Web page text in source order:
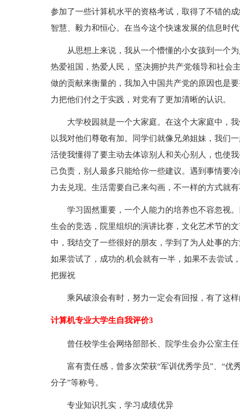
参加了一些计算机水平的资格考试，取得了不错的
智慧、毅力和恒心。在当今这个快速发展的信息时
从思想上来说，我从一个懵懂的小女孩到一个
热爱祖国，热爱人民， 坚决拥护共产党领导和社会
做的贡献来衡量的，我加入中国共产党的原因也是
力把他们付之于实践，对党有了更加清晰的认识。
大学校园就是一个大家庭。在这个大家庭中，
以我对他们尊敬有加。同学们就像兄弟姐妹，我们
活使我懂得了要主动去体谅别人和关心别人，也使
己负责，别人最多只能给你一些建议。遇到事情要
力去兑现。生活需要自己来勾画，不一样的方式就有
学习固然重要，一个人能力的培养也不容忽视
生会的竞选，院里组织的演讲比赛，文化艺术节的
中，我结交了一些很好的朋友，学到了为人处事的
如果尝试了，成功的.机会就有一半，如果不去尝试
把握祝
乘风破浪会有时，努力一定会有回报，有了这
计算机专业大学生自我评价3
曾任校学生会网络部部长、院学生会办公室主
富有责任感，曾多次荣获“军训优秀学员”、“优
分子”等称号。
专业知识扎实，学习成绩优异